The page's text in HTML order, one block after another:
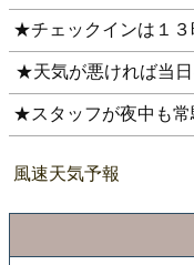
★チェックインは１３
★天気が悪ければ当
★スタッフが夜中も常
風速天気予報